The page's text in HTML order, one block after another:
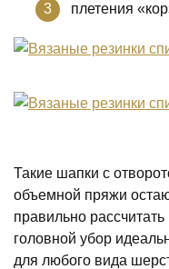
плетения
Такие шапки с
объемной пряжи
правильно
головной убор
для любого вида